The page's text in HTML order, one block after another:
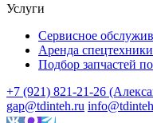
Услуги
Сервисное
Аренда спецтехники
Подбор запчастей
+7 (921) 821-21-26
gap@tdinteh.ru